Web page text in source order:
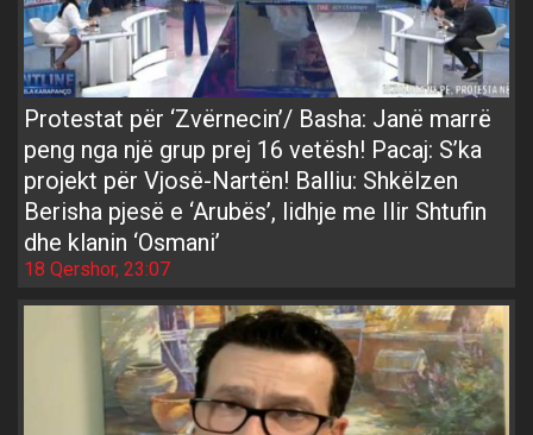
Protestat për ‘Zvërnecin’/ Basha: Janë marrë
peng nga një grup prej 16 vetësh! Pacaj: S’ka
projekt për Vjosë-Nartën! Balliu: Shkëlzen
Berisha pjesë e ‘Arubës’, lidhje me Ilir Shtufin
dhe klanin ‘Osmani’
18 Qershor, 23:07